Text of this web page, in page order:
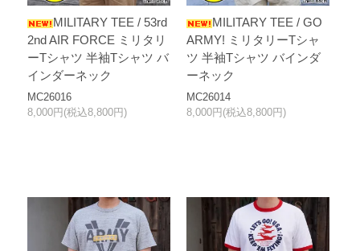
MILITARY TEE / 53rd
2nd AIR FORCE ミリタリ
ーTシャツ 半袖Tシャツ バ
インダーネック
MC26016
8,000円(税込8,800円)
MILITARY TEE / GO
ARMY! ミリタリーTシャ
ツ 半袖Tシャツ バインダ
ーネック
MC26014
8,000円(税込8,800円)